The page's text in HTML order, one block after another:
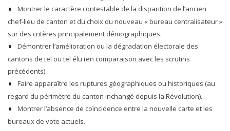
Montrer le caractère contestable de la disparition de l’ancien
chef-lieu de canton et du choix du nouveau « bureau centralisateur »
sur des critères principalement démographiques.
Démontrer l’amélioration ou la dégradation électorale des
cantons de tel ou tel élu (en comparaison avec les scrutins
précédents).
Faire apparaître les ruptures géographiques ou historiques (au
regard du périmètre du canton inchangé depuis la Révolution).
Montrer l’absence de coïncidence entre la nouvelle carte et les
bureaux de vote actuels.